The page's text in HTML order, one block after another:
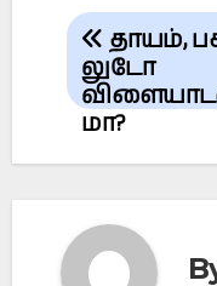
Postதாயம்,
லுடோ
மா?